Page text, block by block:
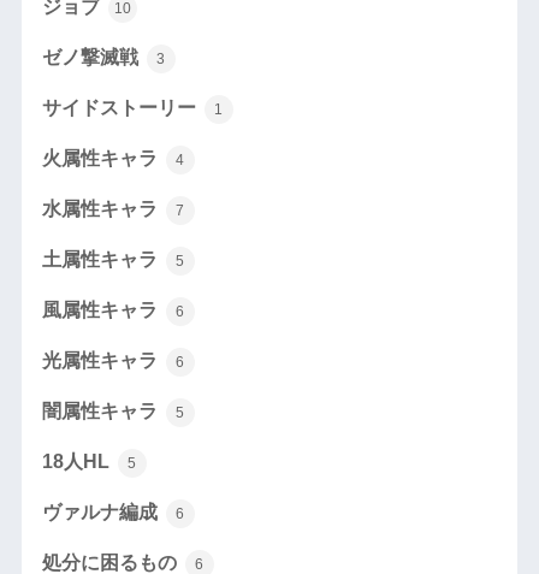
ジョブ 10
ゼノ撃滅戦 3
サイドストーリー 1
火属性キャラ 4
水属性キャラ 7
土属性キャラ 5
風属性キャラ 6
光属性キャラ 6
闇属性キャラ 5
18人HL 5
ヴァルナ編成 6
処分に困るもの 6